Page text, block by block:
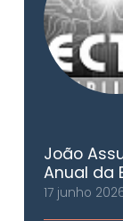
João
Anual da
17 junho